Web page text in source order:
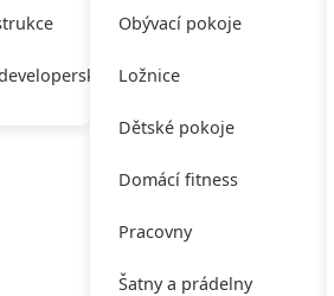
Obývací pokoje
Ložnice
Dětské pokoje
Domácí fitness
Pracovny
Šatny a prádelny